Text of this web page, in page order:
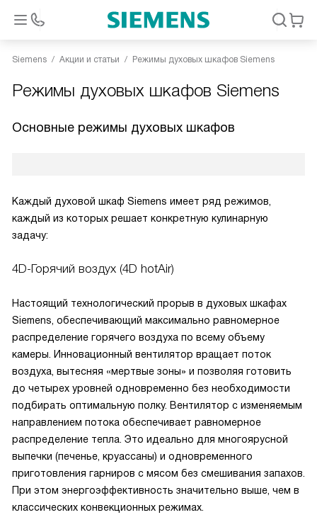
Siemens Акции и статьи Режимы духовых шкафов Siemens
Режимы духовых шкафов Siemens
Основные режимы духовых шкафов
Каждый духовой шкаф Siemens имеет ряд режимов,
каждый из которых решает конкретную кулинарную
задачу:
4D-Горячий воздух (4D hotAir)
Настоящий технологический прорыв в духовых шкафах
Siemens, обеспечивающий максимально равномерное
распределение горячего воздуха по всему объему
камеры. Инновационный вентилятор вращает поток
воздуха, вытесняя «мертвые зоны» и позволяя готовить
до четырех уровней одновременно без необходимости
подбирать оптимальную полку. Вентилятор с изменяемым
направлением потока обеспечивает равномерное
распределение тепла. Это идеально для многоярусной
выпечки (печенье, круассаны) и одновременного
приготовления гарниров с мясом без смешивания запахов.
При этом энергоэффективность значительно выше, чем в
классических конвекционных режимах.